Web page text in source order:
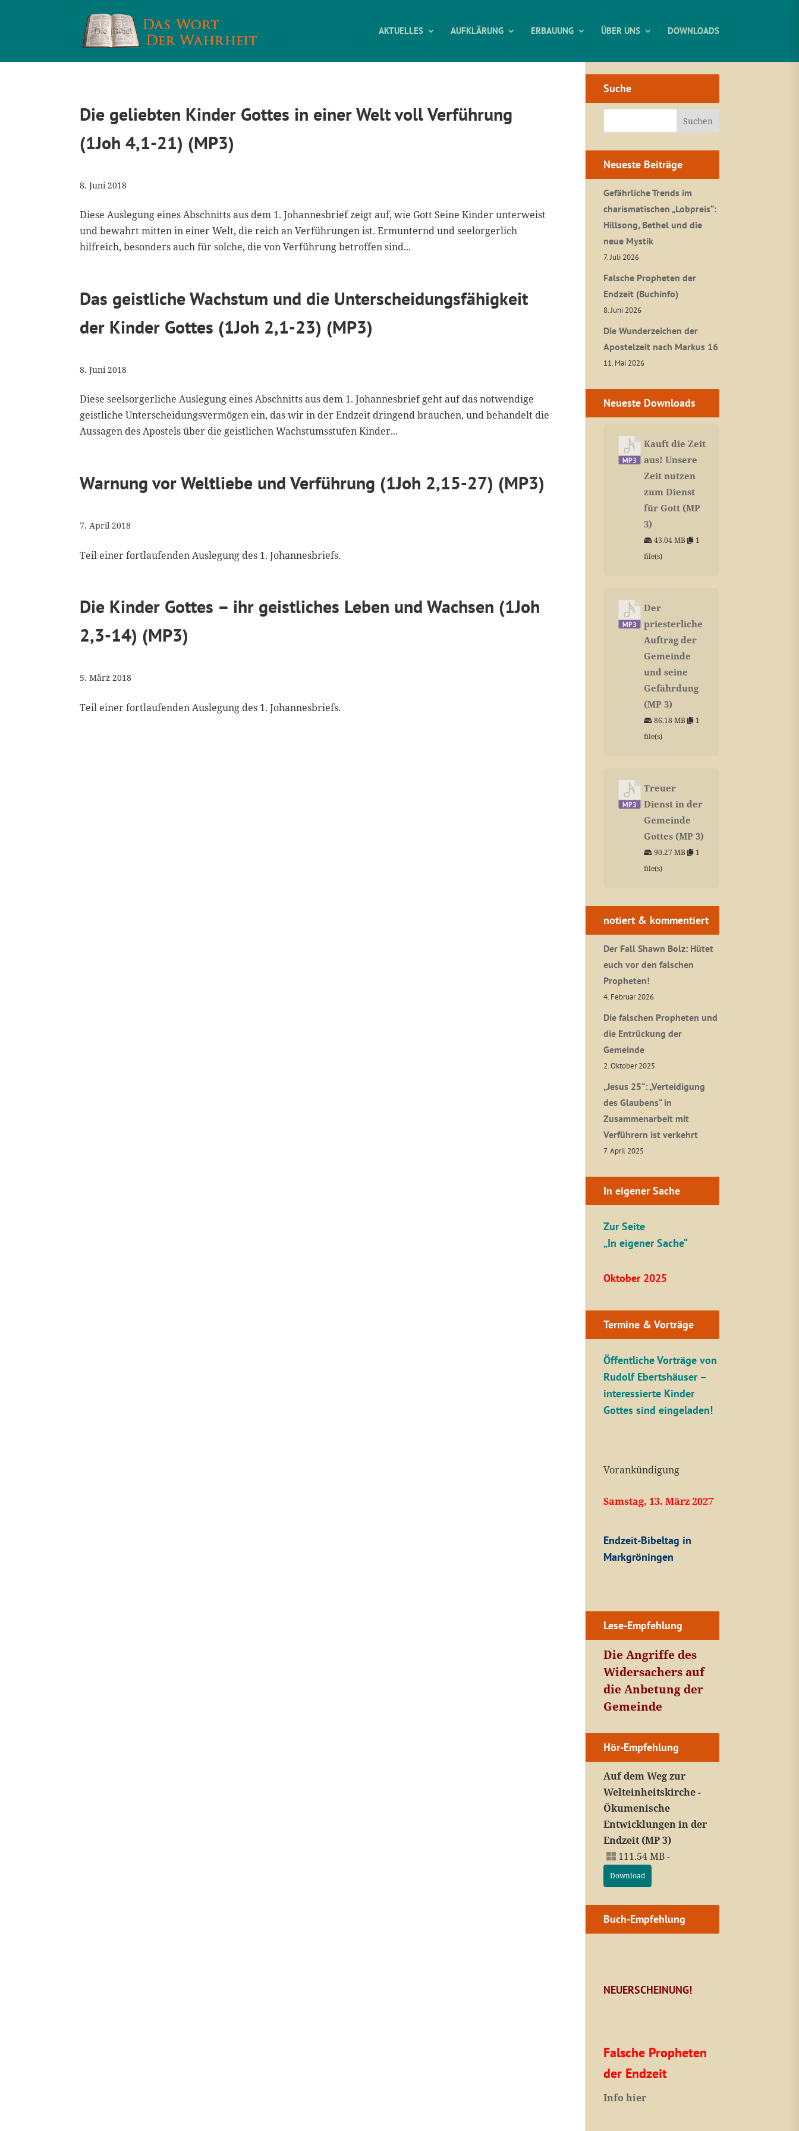
AKTUELLES AUFKLÄRUNG ERBAUUNG ÜBER UNS DOWNLOADS
Die geliebten Kinder Gottes in einer Welt voll Verführung
(1Joh 4,1-21) (MP3)
8. Juni 2018
Diese Auslegung eines Abschnitts aus dem 1. Johannesbrief zeigt auf, wie Gott Seine Kinder unterweist
und bewahrt mitten in einer Welt, die reich an Verführungen ist. Ermunternd und seelorgerlich
hilfreich, besonders auch für solche, die von Verführung betroffen sind...
Das geistliche Wachstum und die Unterscheidungsfähigkeit
der Kinder Gottes (1Joh 2,1-23) (MP3)
8. Juni 2018
Diese seelsorgerliche Auslegung eines Abschnitts aus dem 1. Johannesbrief geht auf das notwendige
geistliche Unterscheidungsvermögen ein, das wir in der Endzeit dringend brauchen, und behandelt die
Aussagen des Apostels über die geistlichen Wachstumsstufen Kinder...
Warnung vor Weltliebe und Verführung (1Joh 2,15-27) (MP3)
7. April 2018
Teil einer fortlaufenden Auslegung des 1. Johannesbriefs.
Die Kinder Gottes – ihr geistliches Leben und Wachsen (1Joh
2,3-14) (MP3)
5. März 2018
Teil einer fortlaufenden Auslegung des 1. Johannesbriefs.
Suche
Neueste Beiträge
Gefährliche Trends im
charismatischen „Lobpreis“:
Hillsong, Bethel und die
neue Mystik
7. Juli 2026
Falsche Propheten der
Endzeit (Buchinfo)
8. Juni 2026
Die Wunderzeichen der
Apostelzeit nach Markus 16
11. Mai 2026
Neueste Downloads
Kauft die Zeit
aus! Unsere
Zeit nutzen
zum Dienst
für Gott (MP
3)
43.04 MB
1
file(s)
Der
priesterliche
Auftrag der
Gemeinde
und seine
Gefährdung
(MP 3)
86.18 MB
1
file(s)
Treuer
Dienst in der
Gemeinde
Gottes (MP 3)
90.27 MB
1
file(s)
notiert & kommentiert
Der Fall Shawn Bolz: Hütet
euch vor den falschen
Propheten!
4. Februar 2026
Die falschen Propheten und
die Entrückung der
Gemeinde
2. Oktober 2025
„Jesus 25“: „Verteidigung
des Glaubens“ in
Zusammenarbeit mit
Verführern ist verkehrt
7. April 2025
In eigener Sache
Zur Seite
„In eigener Sache“
Oktober 2025
Termine & Vorträge
Öffentliche Vorträge von
Rudolf Ebertshäuser –
interessierte Kinder
Gottes sind eingeladen!
Vorankündigung
Samstag, 13. März 2027
Endzeit-Bibeltag in
Markgröningen
Lese-Empfehlung
Die Angriffe des
Widersachers auf
die Anbetung der
Gemeinde
Hör-Empfehlung
Auf dem Weg zur
Welteinheitskirche -
Ökumenische
Entwicklungen in der
Endzeit (MP 3)
111.54 MB -
Download
Buch-Empfehlung
NEUERSCHEINUNG!
Falsche Propheten
der Endzeit
Info hier